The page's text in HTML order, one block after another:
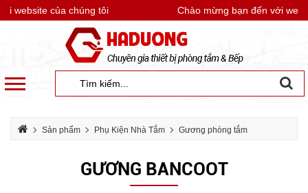
của chúng tôi Chào mừng bạn đến với
Sản phẩm Phụ Kiện Nhà Tắm Gương phòng tắm
GƯƠNG BANCOOT